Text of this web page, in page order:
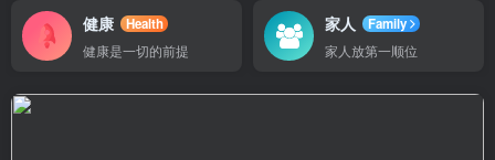
健康
Health
健康是一切的前提
家人
Family
家人放第一顺位